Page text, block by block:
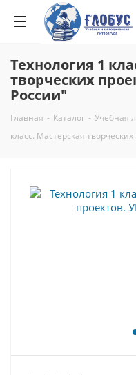
Технология 1
творческих
России"
Главная - Каталог - Учебная
класс. Мастерская